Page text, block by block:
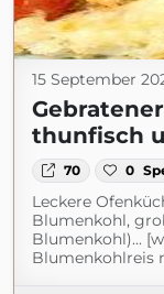
15 September
thunfisch
70 0
Leckere
Blumenkohl,
Blumenkohl)...
Blumenkohlreis